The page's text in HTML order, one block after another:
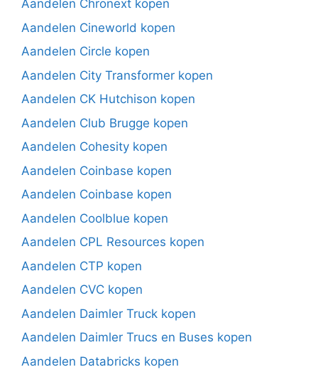
Aandelen Chronext kopen
Aandelen Cineworld kopen
Aandelen Circle kopen
Aandelen City Transformer kopen
Aandelen CK Hutchison kopen
Aandelen Club Brugge kopen
Aandelen Cohesity kopen
Aandelen Coinbase kopen
Aandelen Coinbase kopen
Aandelen Coolblue kopen
Aandelen CPL Resources kopen
Aandelen CTP kopen
Aandelen CVC kopen
Aandelen Daimler Truck kopen
Aandelen Daimler Trucs en Buses kopen
Aandelen Databricks kopen